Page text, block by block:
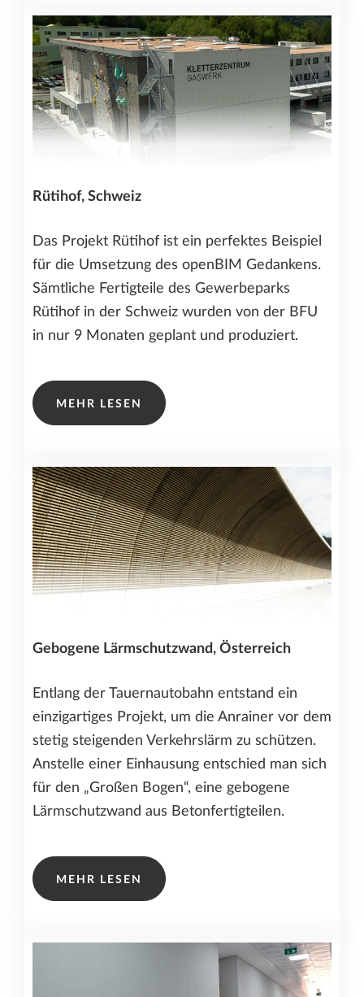
Rütihof, Schweiz
Das Projekt Rütihof ist ein perfektes Beispiel
für die Umsetzung des openBIM Gedankens.
Sämtliche Fertigteile des Gewerbeparks
Rütihof in der Schweiz wurden von der BFU
in nur 9 Monaten geplant und produziert.
MEHR LESEN
Gebogene Lärmschutzwand, Österreich
Entlang der Tauernautobahn entstand ein
einzigartiges Projekt, um die Anrainer vor dem
stetig steigenden Verkehrslärm zu schützen.
Anstelle einer Einhausung entschied man sich
für den „Großen Bogen“, eine gebogene
Lärmschutzwand aus Betonfertigteilen.
MEHR LESEN